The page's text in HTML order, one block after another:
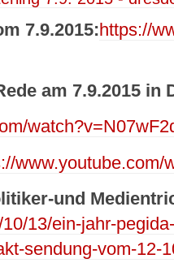
7.9.2015:https://
am 7.9.2015 in
www.youtube.com/
und
13/ein-jahr-
sendung-vom-12-